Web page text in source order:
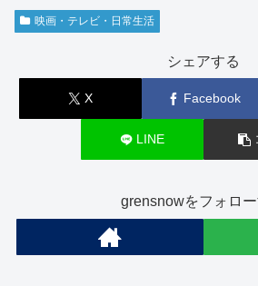
映画・テレビ・日常生活
シェアする
X Facebook
LINE
grensnowをフォロ